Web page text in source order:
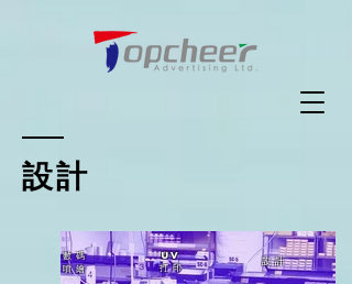
設計
數 碼
噴 繪
設 計
UV
打 印